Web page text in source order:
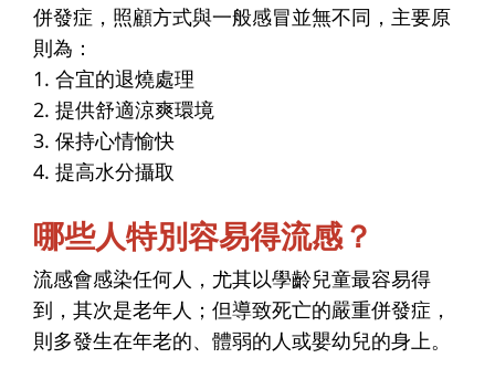
併發症，照顧方式與一般感冒並無不同，主要原
則為：
1. 合宜的退燒處理
2. 提供舒適涼爽環境
3. 保持心情愉快
4. 提高水分攝取
哪些人特別容易得流感？
流感會感染任何人，尤其以學齡兒童最容易得
到，其次是老年人；但導致死亡的嚴重併發症，
則多發生在年老的、體弱的人或嬰幼兒的身上。